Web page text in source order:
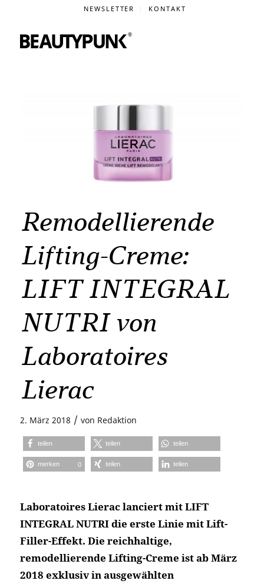
NEWSLETTER KONTAKT
Remodellierende
Lifting-Creme:
LIFT INTEGRAL
NUTRI von
Laboratoires
Lierac
2. März 2018 / von Redaktion
teilen teilen teilen
merken 0 teilen teilen
Laboratoires Lierac lanciert mit LIFT
INTEGRAL NUTRI die erste Linie mit Lift-
Filler-Effekt. Die reichhaltige,
remodellierende Lifting-Creme ist ab März
2018 exklusiv in ausgewählten